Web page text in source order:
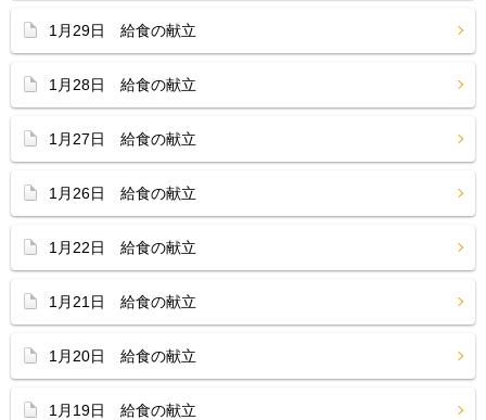
1月29日 給食の献立
1月28日 給食の献立
1月27日 給食の献立
1月26日 給食の献立
1月22日 給食の献立
1月21日 給食の献立
1月20日 給食の献立
1月19日 給食の献立